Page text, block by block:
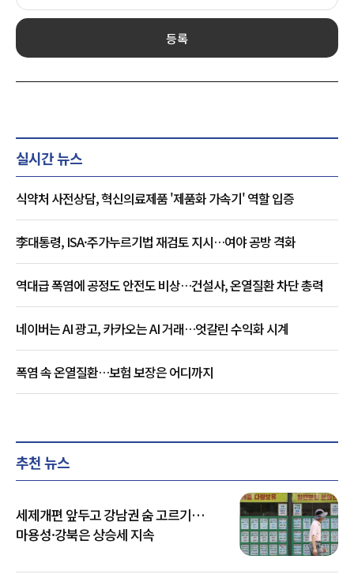
등록
실시간 뉴스
식약처 사전상담, 혁신의료제품 '제품화 가속기' 역할 입증
李대통령, ISA·주가누르기법 재검토 지시…여야 공방 격화
역대급 폭염에 공정도 안전도 비상…건설사, 온열질환 차단 총력
네이버는 AI 광고, 카카오는 AI 거래…엇갈린 수익화 시계
폭염 속 온열질환…보험 보장은 어디까지
추천 뉴스
세제개편 앞두고 강남권 숨 고르기…
마용성·강북은 상승세 지속